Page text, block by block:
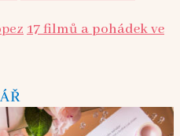
17 filmů a pohádek ve